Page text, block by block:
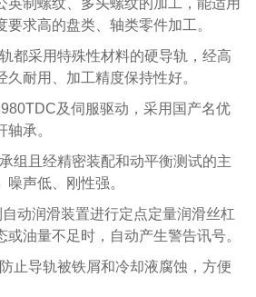
求高的盘类、轴类零件加工。
都采用特殊性材料的硬导轨，经高
耐用、加工精度保持性好。
及伺服驱动，采用国产名优
承。
组且经精密装配和动平衡测试的主
声低、刚性强。
动润滑装置进行定点定量润滑丝杠
或油量不足时，自动产生警告讯号。
止导轨被铁屑和冷却液腐蚀，方便